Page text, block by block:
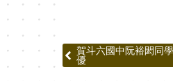
賀斗六國中阮裕閎同
優